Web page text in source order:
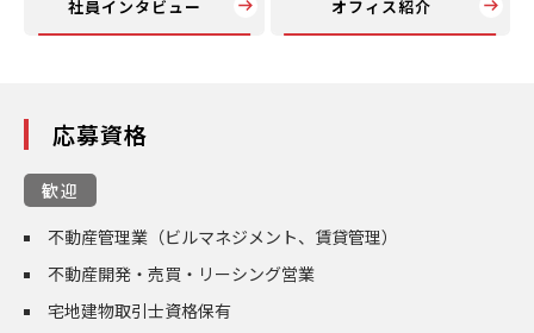
社員インタビュー オフィス紹介
応募資格
歓迎
不動産管理業（ビルマネジメント、賃貸管理）
不動産開発・売買・リーシング営業
宅地建物取引士資格保有